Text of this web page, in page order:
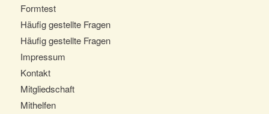
Formtest
Häufig gestellte Fragen
Häufig gestellte Fragen
Impressum
Kontakt
Mitgliedschaft
Mithelfen